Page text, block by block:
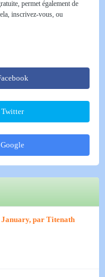
permet également de
inscrivez-vous, ou
Twitter
Google
par Titenath